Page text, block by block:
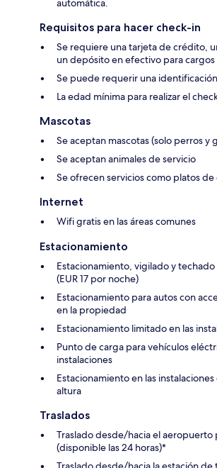
automática.
Requisitos para hacer check-in
Se requiere una tarjeta de crédito,
un depósito en efectivo para
Se puede requerir una
La edad mínima para realizar el
Mascotas
Se aceptan mascotas (solo perros y
Se aceptan animales de servicio
Se ofrecen servicios como platos
Internet
Wifi gratis en las áreas comunes
Estacionamiento
Estacionamiento, vigilado y techado
(EUR 17 por noche)
Estacionamiento para autos con
en la propiedad
Estacionamiento limitado en las
Punto de carga para vehículos
instalaciones
Estacionamiento en las
altura
Traslados
Traslado desde/hacia el aeropuerto
(disponible las 24 horas)*